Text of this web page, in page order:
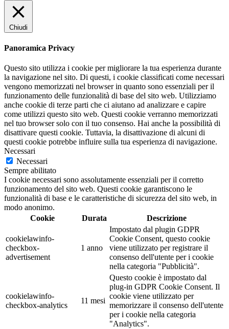
Chiudi
Panoramica Privacy
Questo sito utilizza i cookie per migliorare la tua esperienza durante
la navigazione nel sito. Di questi, i cookie classificati come necessari
vengono memorizzati nel browser in quanto sono essenziali per il
funzionamento delle funzionalità di base del sito web. Utilizziamo
anche cookie di terze parti che ci aiutano ad analizzare e capire
come utilizzi questo sito web. Questi cookie verranno memorizzati
nel tuo browser solo con il tuo consenso. Hai anche la possibilità di
disattivare questi cookie. Tuttavia, la disattivazione di alcuni di
questi cookie potrebbe influire sulla tua esperienza di navigazione.
Necessari
Necessari
Sempre abilitato
I cookie necessari sono assolutamente essenziali per il corretto
funzionamento del sito web. Questi cookie garantiscono le
funzionalità di base e le caratteristiche di sicurezza del sito web, in
modo anonimo.
Cookie
Durata Descrizione
cookielawinfo-
checkbox-
advertisement
1 anno
Impostato dal plugin GDPR
Cookie Consent, questo cookie
viene utilizzato per registrare il
consenso dell'utente per i cookie
nella categoria "Pubblicità".
cookielawinfo-
checkbox-analytics
11 mesi
Questo cookie è impostato dal
plug-in GDPR Cookie Consent. Il
cookie viene utilizzato per
memorizzare il consenso dell'utente
per i cookie nella categoria
"Analytics".